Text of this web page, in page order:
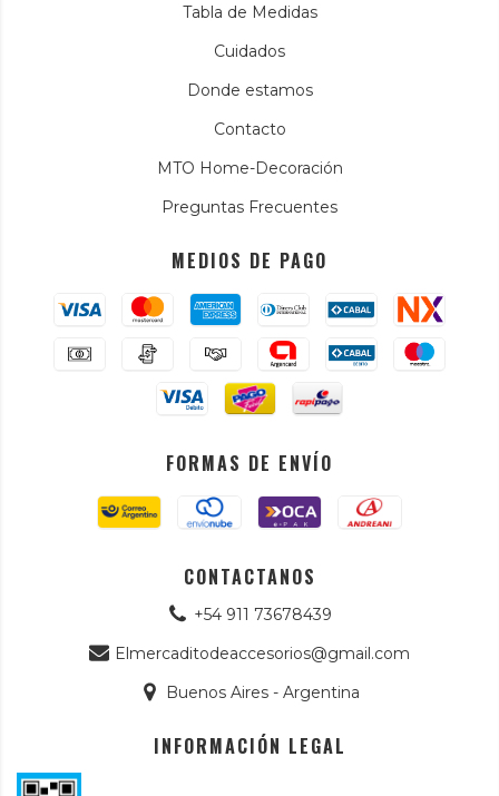
Tabla de Medidas
Cuidados
Donde estamos
Contacto
MTO Home-Decoración
Preguntas Frecuentes
MEDIOS DE PAGO
FORMAS DE ENVÍO
CONTACTANOS
+54 911 73678439
Elmercaditodeaccesorios@gmail.com
Buenos Aires - Argentina
INFORMACIÓN LEGAL